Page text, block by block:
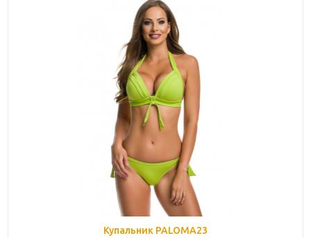
Купальник PALOMA23